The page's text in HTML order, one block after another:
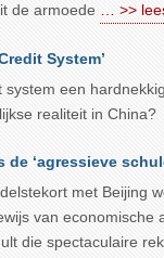
de armoede
… >>
System’
system een
realiteit in China?
‘agressieve
met Beijing
van economische
die spectaculaire